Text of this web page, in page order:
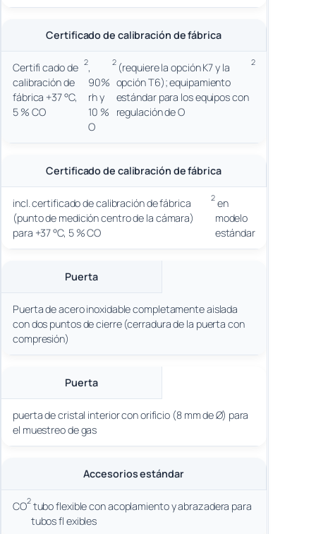
Certificado de calibración de fábrica
Certifi cado de
calibración de
fábrica +37 °C,
5 % CO
2,
90%
rh y
10 %
O
2(requiere la opción K7 y la
opción T6); equipamiento
estándar para los equipos con
regulación de O
2
Certificado de calibración de fábrica
incl. certificado de calibración de fábrica
(punto de medición centro de la cámara)
para +37 °C, 5 % CO
2en
modelo
estándar
Puerta
Puerta de acero inoxidable completamente aislada
con dos puntos de cierre (cerradura de la puerta con
compresión)
Puerta
puerta de cristal interior con orificio (8 mm de Ø) para
el muestreo de gas
Accesorios estándar
CO2tubo flexible con acoplamiento y abrazadera para
tubos fl exibles